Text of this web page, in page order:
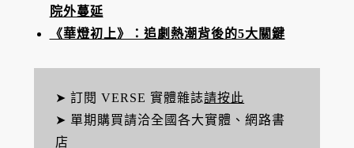
院外蔓延
《華燈初上》：追劇熱潮背後的5大關鍵
➤ 訂閱 VERSE 實體雜誌請按此
➤ 單期購買請洽全國各大實體、網路書
店